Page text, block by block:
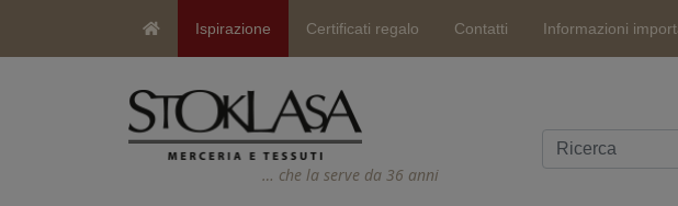
Ispirazione Certificati regalo Contatti Informazioni
… che la serve da 36 anni